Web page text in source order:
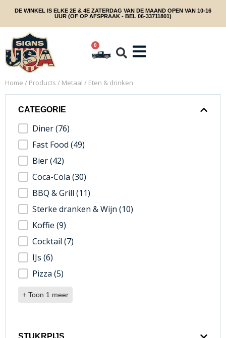
DE WINKEL IS ELKE 2E & 4E ZATERDAG VAN DE MAAND OPEN VAN 10-16
UUR (OF OP AFSPRAAK - BEL 06-33711801)
0
Home / Products / Metaal / Eten & drinken
CATEGORIE
categorie filter
Diner(76)
Fast Food (49)
Bier(42)
Coca-Cola (30)
BBQ & Grill (11)
Sterke dranken & Wijn (10)
Koffie (9)
Cocktail (7)
IJs (6)
Pizza (5)
+ Toon 1 meer